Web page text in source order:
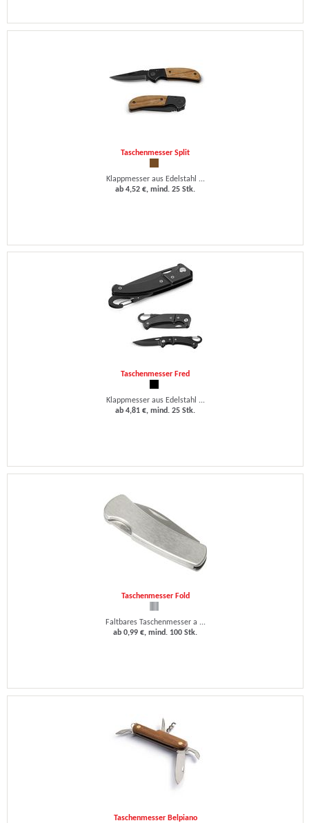
Taschenmesser Split
Klappmesser aus Edelstahl ...
ab 4,52 €, mind. 25 Stk.
Taschenmesser Fred
Klappmesser aus Edelstahl ...
ab 4,81 €, mind. 25 Stk.
Taschenmesser Fold
Faltbares Taschenmesser a ...
ab 0,99 €, mind. 100 Stk.
Taschenmesser Belpiano